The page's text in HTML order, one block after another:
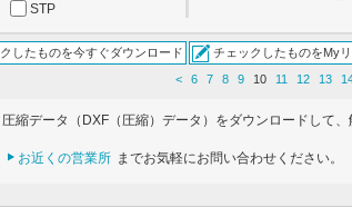
STP
したものを今すぐダウンロード
チェックしたものをMy
<
6 7 8 9 10 11 12 13
縮データ（DXF（圧縮）データ）をダウンロードして、
お近くの営業所 までお気軽にお問い合わせください。